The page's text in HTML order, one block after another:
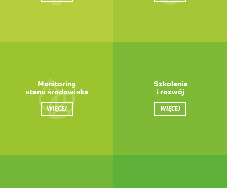
Monitoring
stanu środowiska
WIĘCEJ
Szkolenia
i rozwój
WIĘCEJ